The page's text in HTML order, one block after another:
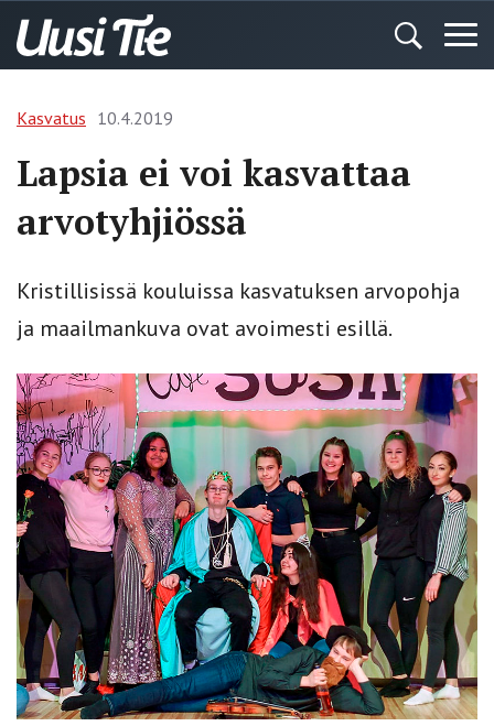
Kasvatus 10.4.2019
Lapsia ei voi kasvattaa
arvotyhjiössä
Kristillisissä kouluissa kasvatuksen arvopohja
ja maailmankuva ovat avoimesti esillä.